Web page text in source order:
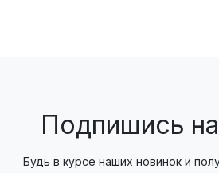
Подпишись
Будь в курсе наших новинок и